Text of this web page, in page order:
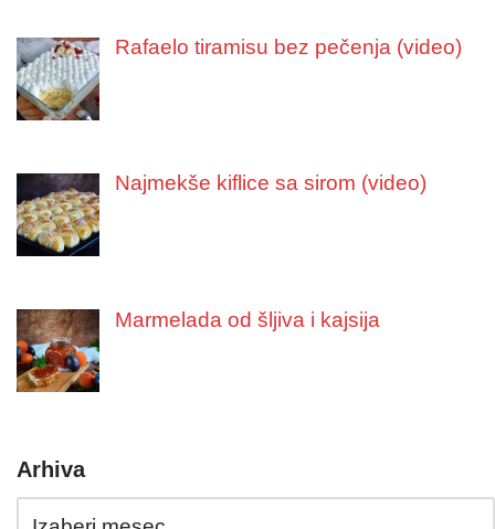
Rafaelo tiramisu bez pečenja (video)
Najmekše kiflice sa sirom (video)
Marmelada od šljiva i kajsija
Arhiva